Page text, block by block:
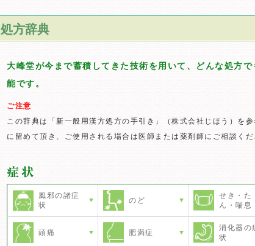
処方辞典
大峰堂が今まで蓄積してきた技術を用いて、どんな処方
能です。
ご注意
この辞典は「新一般用漢方処方の手引き」（株式会社じほう）を
に留めて頂き、ご使用される場合は医師または薬剤師にご相談くだ
風邪の諸症
状
のど
せき・た
ん・喘息
頭痛 肥満症
消化器の
状